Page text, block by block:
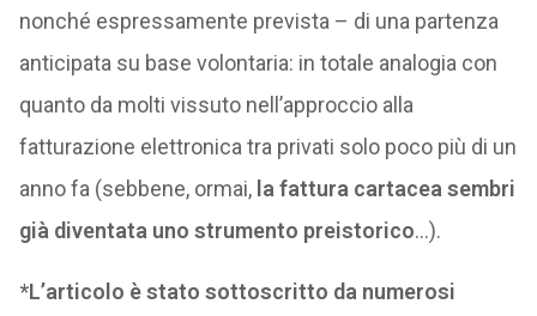
nonché espressamente prevista – di una partenza
anticipata su base volontaria: in totale analogia con
quanto da molti vissuto nell’approccio alla
fatturazione elettronica tra privati solo poco più di un
anno fa (sebbene, ormai, la fattura cartacea sembri
già diventata uno strumento preistorico…).
*L’articolo è stato sottoscritto da numerosi